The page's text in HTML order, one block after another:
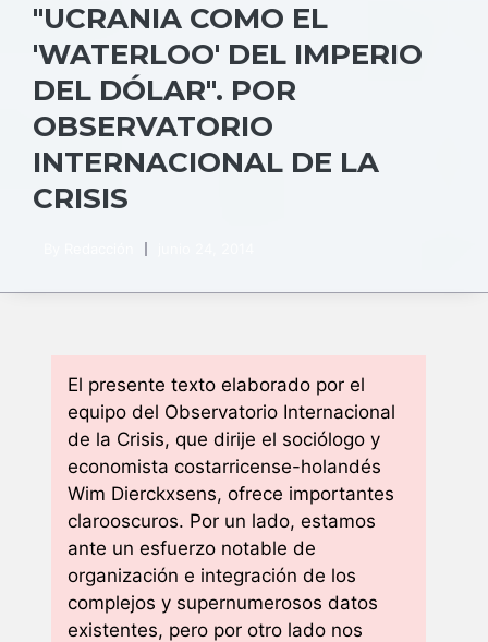
"UCRANIA COMO EL
'WATERLOO' DEL IMPERIO
DEL DÓLAR". POR
OBSERVATORIO
INTERNACIONAL DE LA
CRISIS
El presente texto elaborado por el
equipo del Observatorio Internacional
de la Crisis, que dirije el sociólogo y
economista costarricense-holandés
Wim Dierckxsens, ofrece importantes
clarooscuros. Por un lado, estamos
ante un esfuerzo notable de
organización e integración de los
complejos y supernumerosos datos
existentes, pero por otro lado nos